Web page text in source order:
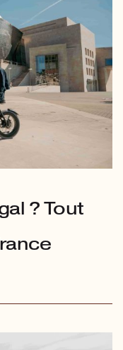
? Tout